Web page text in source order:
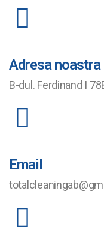
Adresa noastra
B-dul. Ferdinand I
Email